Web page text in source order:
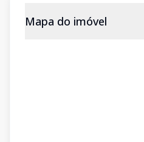
Mapa do imóvel